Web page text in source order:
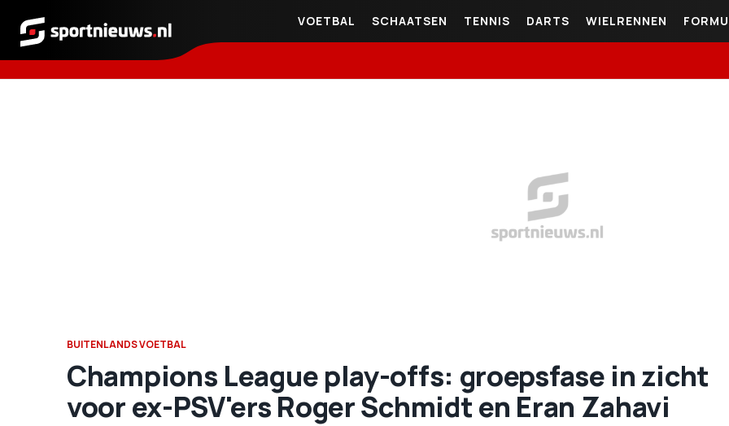
Sportnieuws.nl
VOETBAL SCHAATSEN TENNIS DARTS WIELRENNEN
BUITENLANDS VOETBAL
Champions League play-offs: groepsfase in zicht
voor ex-PSV'ers Roger Schmidt en Eran Zahavi